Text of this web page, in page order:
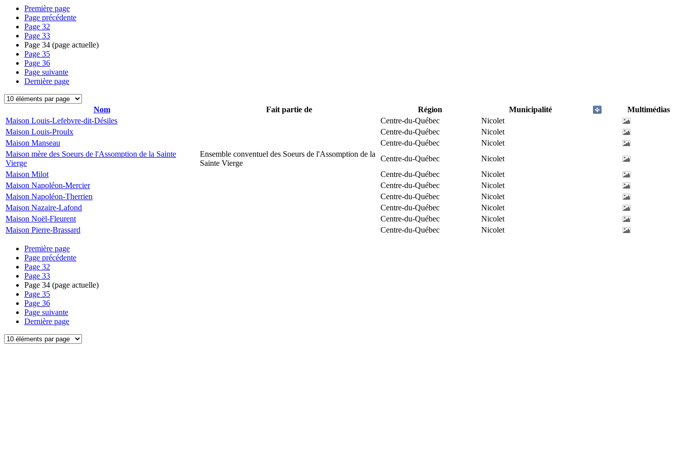
Première page
Page précédente
Page 32
Page 33
Page 34 (page actuelle)
Page 35
Page 36
Page suivante
Dernière page
Nom Fait partie de Région Municipalité
Multimédias
Maison Louis-Lefebvre-dit-Désiles
Centre-du-Québec
Nicolet
Maison Louis-Proulx
Centre-du-Québec
Nicolet
Maison Manseau
Centre-du-Québec
Nicolet
Maison mère des Soeurs de l'Assomption de la Sainte
Vierge
Ensemble conventuel des Soeurs de l'Assomption de la
Sainte Vierge
Centre-du-Québec
Nicolet
Maison Milot
Centre-du-Québec
Nicolet
Maison Napoléon-Mercier
Centre-du-Québec
Nicolet
Maison Napoléon-Therrien
Centre-du-Québec
Nicolet
Maison Nazaire-Lafond
Centre-du-Québec
Nicolet
Maison Noël-Fleurent
Centre-du-Québec
Nicolet
Maison Pierre-Brassard
Centre-du-Québec Nicolet
Première page
Page précédente
Page 32
Page 33
Page 34 (page actuelle)
Page 35
Page 36
Page suivante
Dernière page